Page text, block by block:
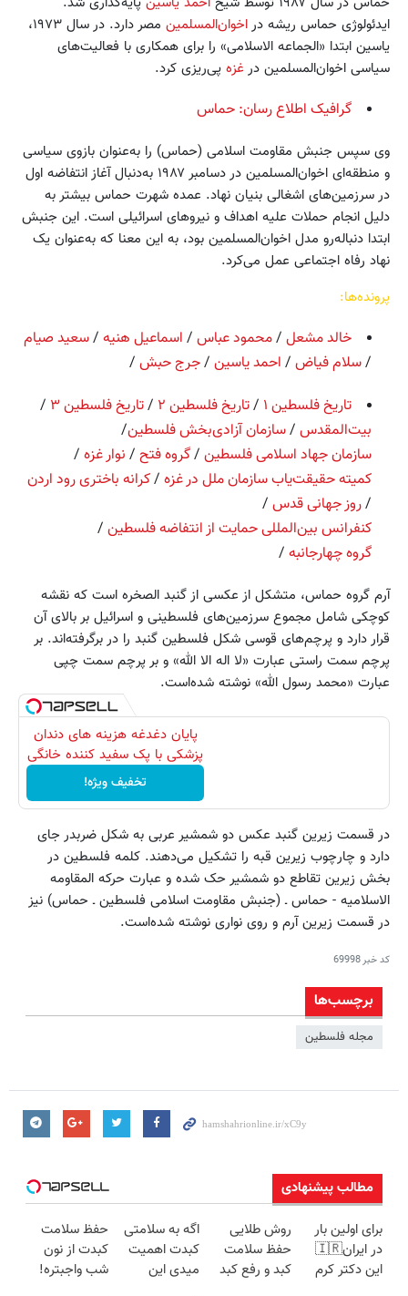
ایدئولوژی حماس ریشه در اخوان‌المسلمین
مصر دارد. در سال ۱۹۷۳،
یاسین ابتدا «الجماعه الاسلامی» را برای همکاری با فعالیت‌های
سیاسی اخوان‌المسلمین در غزه پی‌ریزی کرد.
گرافیک اطلاع رسان: حماس
وی سپس جنبش مقاومت اسلامی (حماس) را به‌عنوان بازوی سیاسی
و منطقه‌ای اخوان‌المسلمین در دسامبر ۱۹۸۷ به‌دنبال آغاز انتفاضه اول
در سرزمین‌های اشغالی بنیان نهاد. عمده شهرت حماس بیشتر به
دلیل انجام حملات علیه اهداف و نیروهای اسرائیلی است. این جنبش
ابتدا دنباله‌رو مدل اخوان‌المسلمین بود، به این معنا که به‌عنوان یک
نهاد رفاه اجتماعی عمل می‌کرد.
پرونده‌ها:
خالد مشعل /محمود عباس / اسماعیل هنیه /سعید صیام
/سلام فیاض / احمد یاسین /جرج حبش /
تاریخ فلسطین ۱ /تاریخ فلسطین ۲ /تاریخ فلسطین ۳
/
بیت‌المقدس /سازمان آزادی‌بخش فلسطین/
سازمان‌ جهاد اسلامی‌ فلسطین /گروه فتح / نوار غزه /
کمیته حقیقت‌یاب سازمان ملل در غزه /کرانه‌ باختری‌ رود اردن
/‌روز جهانی قدس /
کنفرانس بین‌المللی حمایت از انتفاضه فلسطین /
گروه چهارجانبه /
آرم گروه حماس، متشکل از عکسی از گنبد الصخره است که نقشه
کوچکی شامل مجموع سرزمین‌های فلسطینی و اسرائیل بر بالای آن
قرار دارد و پرچم‌های قوسی شکل فلسطین گنبد را در برگرفته‌اند. بر
پرچم سمت راستی عبارت «لا اله الا الله» و بر پرچم سمت چپی
عبارت «محمد رسول الله» نوشته شده‌است.
پایان دغدغه هزینه های دندان
پزشکی با پک سفید کننده خانگی
تخفیف ویژه!
در قسمت زیرین گنبد عکس دو شمشیر عربی به شکل ضربدر جای
دارد و چارچوب زیرین قبه را تشکیل می‌دهند. کلمه فلسطین در
بخش زیرین تقاطع دو شمشیر حک شده و عبارت حرکه المقاومه
الاسلامیه - حماس ـ (جنبش مقاومت اسلامی فلسطین ـ حماس) نیز
در قسمت زیرین آرم و روی نواری نوشته شده‌است.
کد خبر69998
برچسب‌ها
مجله فلسطین
مطالب پیشنهادی
برای اولین بار
در ایران🇮🇷
این دکتر کرم
روش طلایی
حفظ سلامت
کبد و رفع کبد
اگه به سلامتی
کبدت اهمیت
میدی این
حفظ سلامت
کبدت از نون
شب واجبتره!